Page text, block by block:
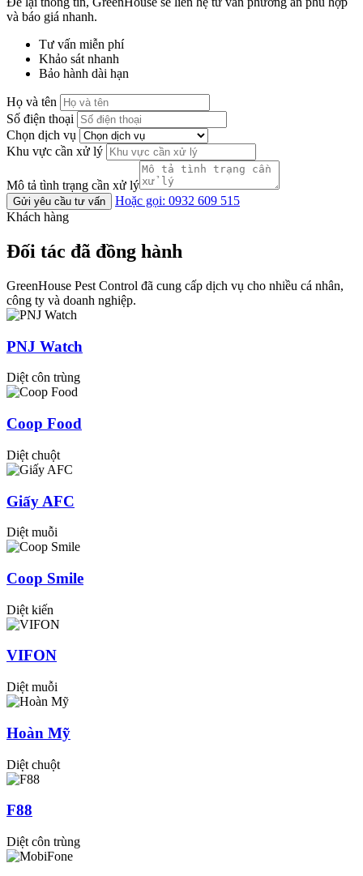
và báo giá nhanh.
Tư vấn miễn phí
Khảo sát nhanh
Bảo hành dài hạn
Họ và tên
Số điện thoại
Chọn dịch vụ
Khu vực cần xử lý
Mô tả tình trạng cần xử lý
Gửi yêu cầu tư vấn
Hoặc gọi: 0932 609 515
Khách hàng
Đối tác đã đồng hành
GreenHouse Pest Control đã cung cấp dịch vụ cho nhiều cá nhân,
công ty và doanh nghiệp.
PNJ Watch
Diệt côn trùng
Coop Food
Diệt chuột
Giấy AFC
Diệt muỗi
Coop Smile
Diệt kiến
VIFON
Diệt muỗi
Hoàn Mỹ
Diệt chuột
F88
Diệt côn trùng